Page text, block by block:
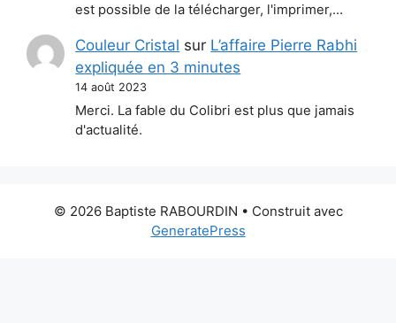
est possible de la télécharger, l'imprimer,…
Couleur Cristal sur L’affaire Pierre Rabhi
expliquée en 3 minutes
14 août 2023
Merci. La fable du Colibri est plus que jamais
d'actualité.
© 2026 Baptiste RABOURDIN • Construit avec
GeneratePress